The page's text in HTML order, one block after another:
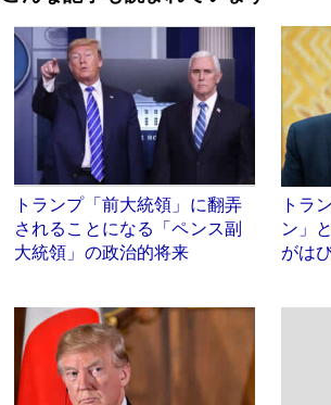
トランプ「前大統領」に翻弄
されることになる「ペンス副
大統領」の政治的将来
トラ
ン」
がは